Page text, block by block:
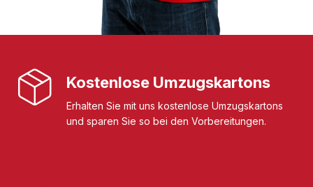
Kostenlose Umzugskartons
Erhalten Sie mit uns kostenlose Umzugskartons
und sparen Sie so bei den Vorbereitungen.